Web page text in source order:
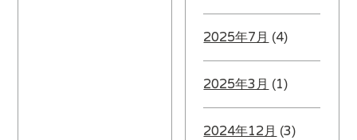
2025年7月 (4)
2025年3月 (1)
2024年12月 (3)